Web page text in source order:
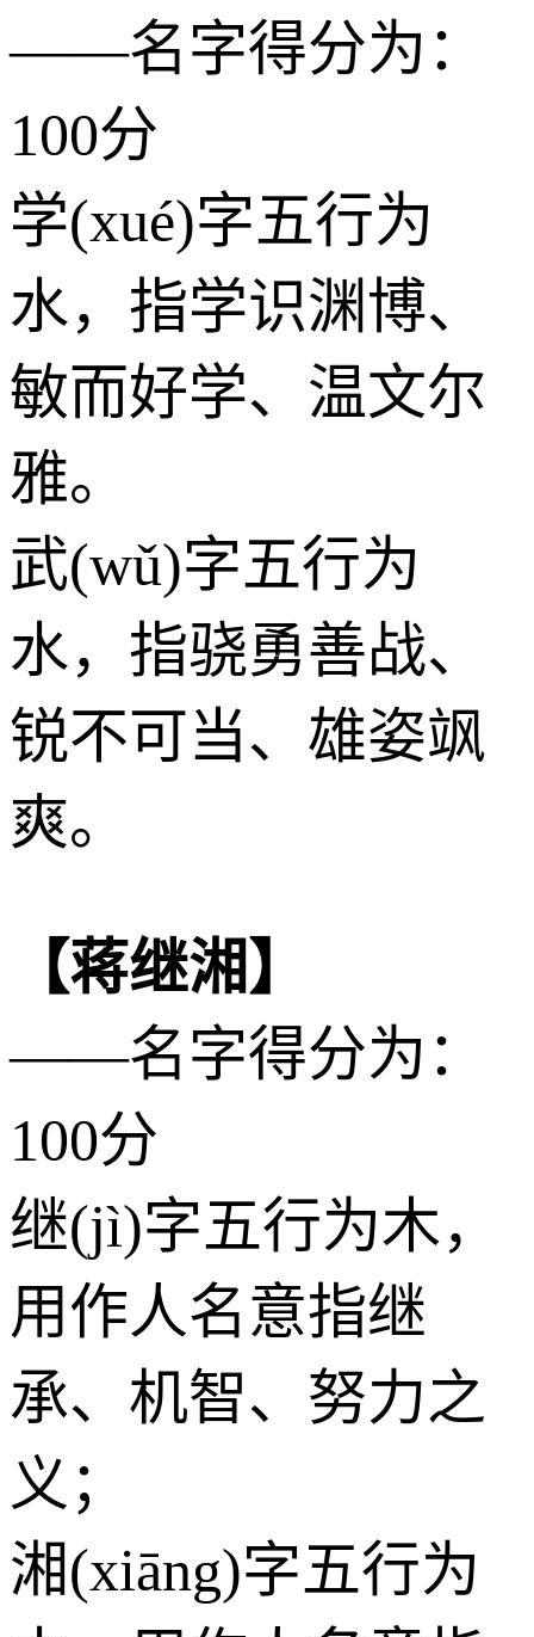
——名字得分为：
100分
学(xué)字五行为
水，指学识渊博、
敏而好学、温文尔
雅。
武(wǔ)字五行为
水，指骁勇善战、
锐不可当、雄姿飒
爽。
【蒋继湘】
——名字得分为：
100分
继(jì)字五行为木，
用作人名意指继
承、机智、努力之
义；
湘(xiāng)字五行为